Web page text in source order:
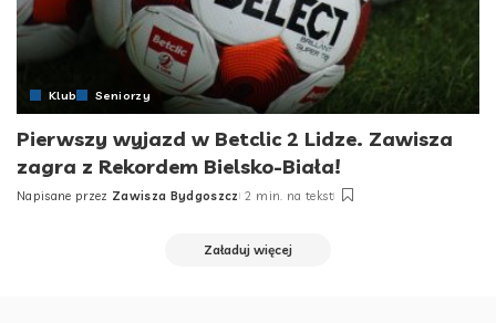
Klub Seniorzy
Pierwszy wyjazd w Betclic 2 Lidze. Zawisza
zagra z Rekordem Bielsko-Biała!
Posted
Napisane przez Zawisza Bydgoszcz 2 min. na tekst
Załaduj więcej